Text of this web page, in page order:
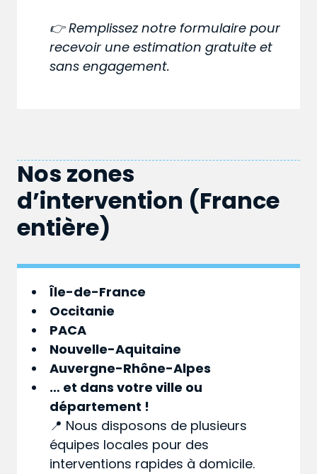
👉 Remplissez notre formulaire pour
recevoir une estimation gratuite et
sans engagement.
Nos zones
d’intervention (France
entière)
Île-de-France
Occitanie
PACA
Nouvelle-Aquitaine
Auvergne-Rhône-Alpes
… et dans votreville ou
département !
📍 Nous disposons de plusieurs
équipes locales pour des
interventions rapides à domicile.